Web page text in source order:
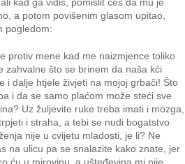
a potom povišenim glasom upitao,
pogledom:
protiv mene kad me naizmjence toliko
zahvalne što se brinem da naša kći
i dalje htjele živjeti na mojoj grbači! Što
i da se samo plaćom može steći sve
Uz žuljevite ruke treba imati i mozga,
i straha, a tebi se nudi bogatstvo
nije u cvijetu mladosti, je li? Ne
na ulicu pa se snalazite kako znate, jer